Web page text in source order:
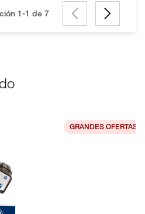
1-1 de 7
GRANDES OFERTAS